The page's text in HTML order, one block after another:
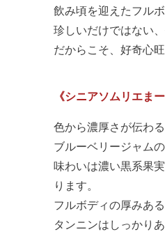
飲み頃を迎えたフル
珍しいだけではない
だからこそ、好奇心
《シニアソムリエま
色から濃厚さが伝わ
ブルーベリージャム
味わいは濃い黒系果
ります。
フルボディの厚みある
タンニンはしっかり